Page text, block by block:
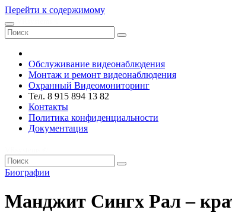
Перейти к содержимому
Обслуживание видеонаблюдения
Монтаж и ремонт видеонаблюдения
Охранный Видеомониторинг
Тел. 8 915 894 13 82
Контакты
Политика конфиденциальности
Документация
Биографии
Манджит Сингх Рал –